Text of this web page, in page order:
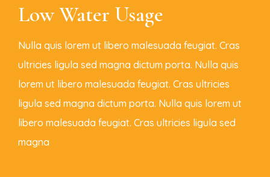
Low Water Usage
Nulla quis lorem ut libero malesuada feugiat. Cras
ultricies ligula sed magna dictum porta. Nulla quis
lorem ut libero malesuada feugiat. Cras ultricies
ligula sed magna dictum porta. Nulla quis lorem ut
libero malesuada feugiat. Cras ultricies ligula sed
magna